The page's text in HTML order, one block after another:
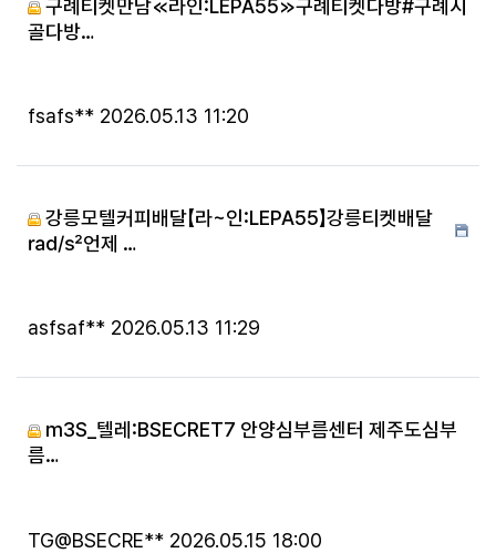
골다방…
등록자
fsafs** 등록일
2026.05.13 11:20
㎯언제 …
등록자
asfsaf** 등록일
2026.05.13 11:29
름…
등록자
TG@BSECRE** 등록일
2026.05.15 18:00